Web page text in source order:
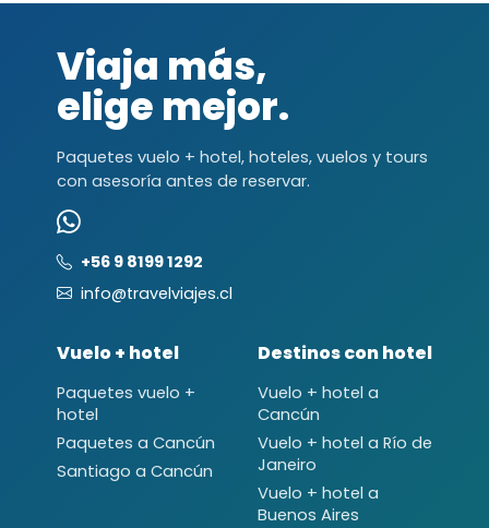
Viaja más,
elige mejor.
Paquetes vuelo + hotel, hoteles, vuelos y tours
con asesoría antes de reservar.
+56 9 8199 1292
info@travelviajes.cl
Vuelo + hotel
Paquetes vuelo +
hotel
Paquetes a Cancún
Santiago a Cancún
Destinos con hotel
Vuelo + hotel a
Cancún
Vuelo + hotel a Río de
Janeiro
Vuelo + hotel a
Buenos Aires